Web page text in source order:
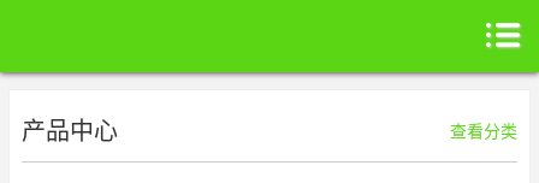
产品中心 查看分类